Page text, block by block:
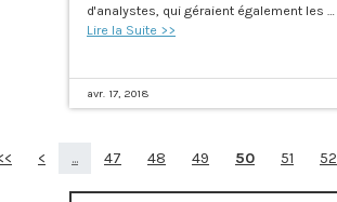
d'analystes, qui géraient également les …
Lire la Suite >>
avr. 17, 2018
< ... 47 48 49 50 51 52